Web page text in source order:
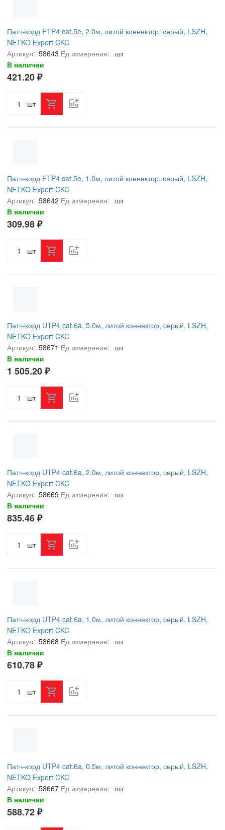
Патч-корд FTP4 cat.5e, 2.0м, литой коннектор, серый, LSZH,
NETKO Expert CKC
Артикул: 58643 Ед.измерения:
шт
В наличии
421.20 ₽
шт
Патч-корд FTP4 cat.5e, 1.0м, литой коннектор, серый, LSZH,
NETKO Expert CKC
Артикул: 58642 Ед.измерения:
шт
В наличии
309.98 ₽
шт
Патч-корд UTP4 cat.6a, 5.0м, литой коннектор, серый, LSZH,
NETKO Expert CKC
Артикул: 58671 Ед.измерения:
шт
В наличии
1 505.20 ₽
шт
Патч-корд UTP4 cat.6a, 2.0м, литой коннектор, серый, LSZH,
NETKO Expert CKC
Артикул: 58669 Ед.измерения:
шт
В наличии
835.46 ₽
шт
Патч-корд UTP4 cat.6a, 1.0м, литой коннектор, серый, LSZH,
NETKO Expert CKC
Артикул: 58668 Ед.измерения:
шт
В наличии
610.78 ₽
шт
Патч-корд UTP4 cat.6a, 0.5м, литой коннектор, серый, LSZH,
NETKO Expert CKC
Артикул: 58667 Ед.измерения:
шт
В наличии
588.72 ₽